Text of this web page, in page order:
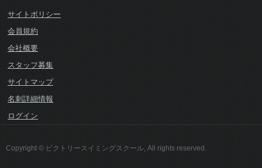
サイトポリシー
会員規約
会社概要
スタッフ募集
サイトマップ
名刺詳細情報
ログイン
Copyright © ビクトリースイミングスクール, All rights reserved.